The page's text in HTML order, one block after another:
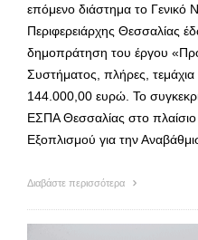
επόμενο διάστημα το Γενικό
Περιφερειάρχης Θεσσαλίας
δημοπράτηση του έργου
Συστήματος, πλήρες,
144.000,00 ευρώ. Το
ΕΣΠΑ Θεσσαλίας στο
Εξοπλισμού για την
Διαβάστε περισσότερα